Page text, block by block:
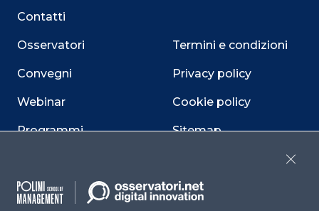
Contatti
Osservatori
Convegni
Webinar
Programmi
Termini e condizioni
Privacy policy
Cookie policy
Sitemap